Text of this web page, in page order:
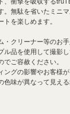
。無駄を省いたミニ
トを楽しめます。
クリーナー等のお手
品を使用して撮影
ご容赦ください。
ングの影響やお客様
色味が異なって見え